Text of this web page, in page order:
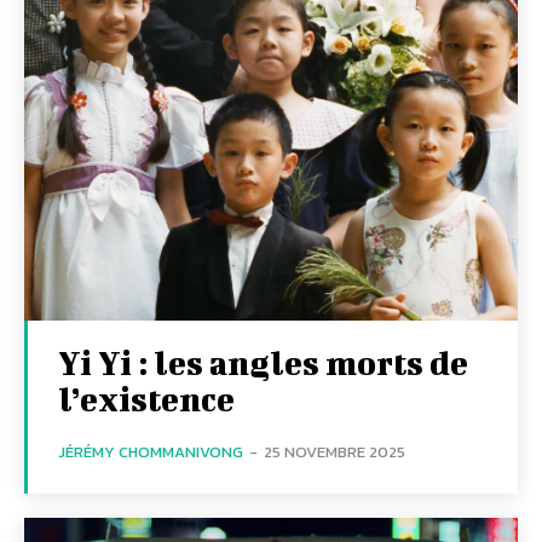
Yi Yi : les angles morts de
l’existence
JÉRÉMY CHOMMANIVONG - 25 NOVEMBRE 2025